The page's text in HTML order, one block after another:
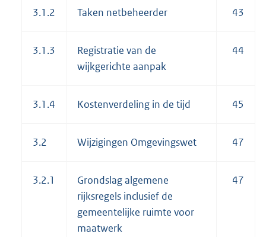
3.1.2 Taken netbeheerder 43
3.1.3
Registratie van de
wijkgerichte aanpak
44
3.1.4 Kostenverdeling in de tijd 45
3.2 Wijzigingen Omgevingswet 47
3.2.1
Grondslag algemene
rijksregels inclusief de
gemeentelijke ruimte voor
maatwerk
47